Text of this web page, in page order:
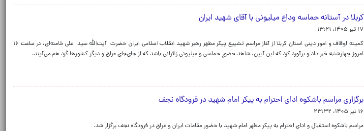
کربلا در آستانه‌ حماسه‌ وداع میلیونی با آقای شهید ایران
۱۷ تیر ۱۴۰۵، ۱۳:۲۱
کمیته اوقاف و امور دینی استان کربلا از آغاز مراسم تشییع پیکر مطهر رهبر شهید انقلاب اسلامی ایران حضرت آیت‌الله سید علی خامنه‌ای، در ساعت ۱۶
امروز چهارشنبه خبر داد و برآورد کرد که این آیین، شاهد حضورِ حماسی و میلیونی زائرانی باشد که از جای‌جای عراق و دیگر کشورها گرد هم می‌آیند.
برگزاری مراسم باشکوه ادای احترام به پیکر امام شهید در فرودگاه نجف
۱۶ تیر ۱۴۰۵، ۲۳:۳۲
مراسم باشکوه استقبال و ادای احترام به پیکر مطهر امام شهید با حضور مقامات ایران و عراق در فرودگاه نجف برگزار شد.